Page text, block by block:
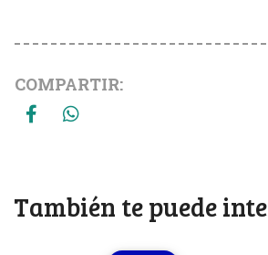
COMPARTIR:
También te puede